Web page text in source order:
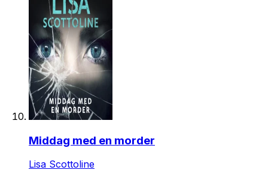
Middag med en morder
Lisa Scottoline